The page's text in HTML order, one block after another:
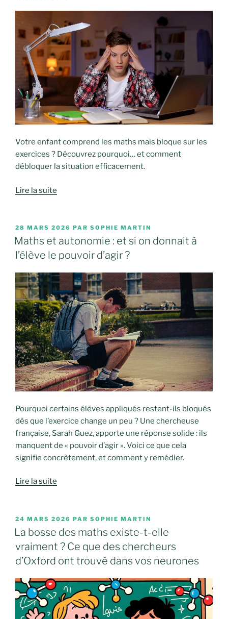
Votre enfant comprend les maths mais bloque sur les
exercices ? Découvrez pourquoi… et comment
débloquer la situation efficacement.
Lire la suite
PUBLIÉ
LE
28 MARS 2026 PAR SOPHIE MARTIN
Maths et autonomie : et si on donnait à
l’élève le pouvoir d’agir ?
Pourquoi certains élèves appliqués restent-ils bloqués
dès que l’exercice change un peu ? Une chercheuse
française, Sarah Guez, apporte une réponse solide : ils
manquent de « pouvoir d’agir ». Voici ce que cela
signifie concrètement, et comment y remédier.
Lire la suite
PUBLIÉ
LE
24 MARS 2026 PAR SOPHIE MARTIN
La bosse des maths existe-t-elle
vraiment ? Ce que des chercheurs
d’Oxford ont trouvé dans vos neurones